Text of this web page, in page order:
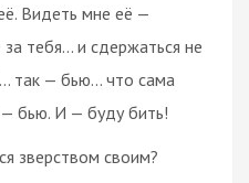
Видеть мне её —
тебя… и сдержаться не
так — бью… что сама
бью. И — буду бить!
зверством своим?